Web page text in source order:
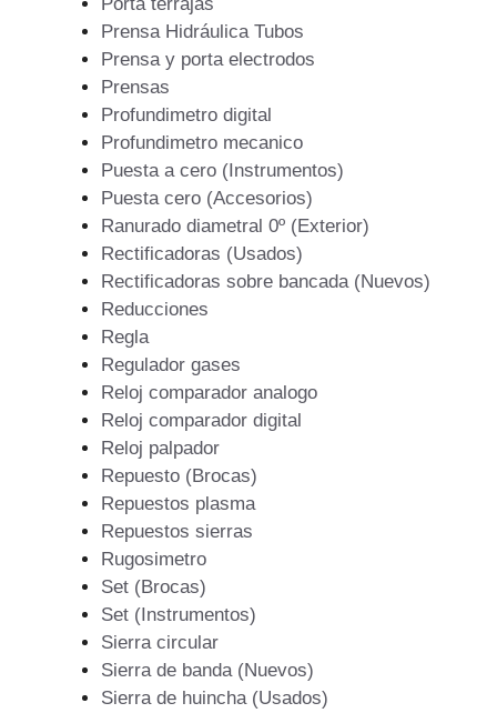
Prensa Hidráulica Tubos
Prensa y porta electrodos
Prensas
Profundimetro digital
Profundimetro mecanico
Puesta a cero (Instrumentos)
Puesta cero (Accesorios)
Ranurado diametral 0º (Exterior)
Rectificadoras (Usados)
Rectificadoras sobre bancada (Nuevos)
Reducciones
Regla
Regulador gases
Reloj comparador analogo
Reloj comparador digital
Reloj palpador
Repuesto (Brocas)
Repuestos plasma
Repuestos sierras
Rugosimetro
Set (Brocas)
Set (Instrumentos)
Sierra circular
Sierra de banda (Nuevos)
Sierra de huincha (Usados)